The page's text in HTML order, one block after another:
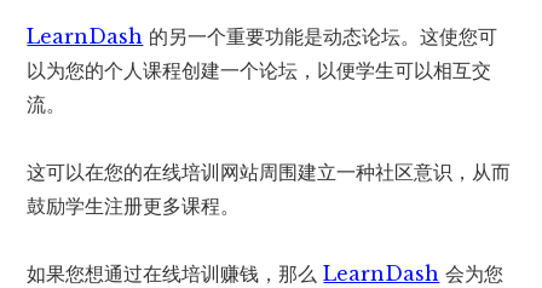
LearnDash 的另一个重要功能是动态论坛。这使您可
以为您的个人课程创建一个论坛，以便学生可以相互交
流。
这可以在您的在线培训网站周围建立一种社区意识，从而
鼓励学生注册更多课程。
如果您想通过在线培训赚钱，那么LearnDash 会为您